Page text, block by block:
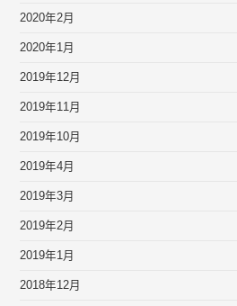
2020年2月
2020年1月
2019年12月
2019年11月
2019年10月
2019年4月
2019年3月
2019年2月
2019年1月
2018年12月